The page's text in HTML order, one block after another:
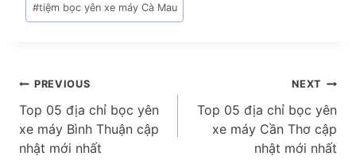
#tiệm bọc yên xe máy Cà Mau
Điều
hướng
bài
PREVIOUS
Top 05 địa chỉ bọc yên
xe máy Bình Thuận cập
nhật mới nhất
NEXT
Top 05 địa chỉ bọc yên
xe máy Cần Thơ cập
nhật mới nhất